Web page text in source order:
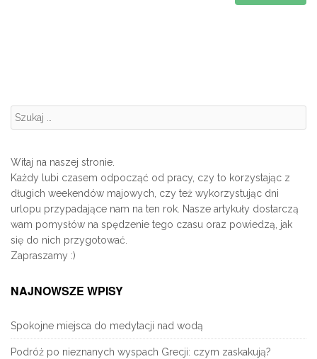
Szukanie:
Witaj na naszej stronie.
Każdy lubi czasem odpocząć od pracy, czy to korzystając z
długich weekendów majowych, czy też wykorzystując dni
urlopu przypadające nam na ten rok. Nasze artykuły dostarczą
wam pomysłów na spędzenie tego czasu oraz powiedzą, jak
się do nich przygotować.
Zapraszamy :)
NAJNOWSZE WPISY
Spokojne miejsca do medytacji nad wodą
Podróż po nieznanych wyspach Grecji: czym zaskakują?